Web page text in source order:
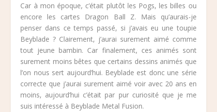
Car à mon époque, c’était plutôt les Pogs, les billes ou
encore les cartes Dragon Ball Z. Mais qu’aurais-je
penser dans ce temps passé, si j’avais eu une toupie
Beyblade ? Clairement, j’aurai surement aimé comme
tout jeune bambin. Car finalement, ces animés sont
surement moins bêtes que certains dessins animés que
l’on nous sert aujourd’hui. Beyblade est donc une série
correcte que j’aurai surement aimé voir avec 20 ans en
moins, aujourd’hui c’était par pur curiosité que je me
suis intéressé à Beyblade Metal Fusion.